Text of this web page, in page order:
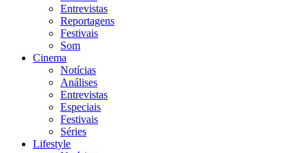
Entrevistas
Reportagens
Festivais
Som
Cinema
Notícias
Análises
Entrevistas
Especiais
Festivais
Séries
Lifestyle